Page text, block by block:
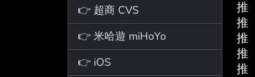
👉 超商 CVS
👉 米哈遊 miHoYo
👉 iOS
推
推
推
推
推